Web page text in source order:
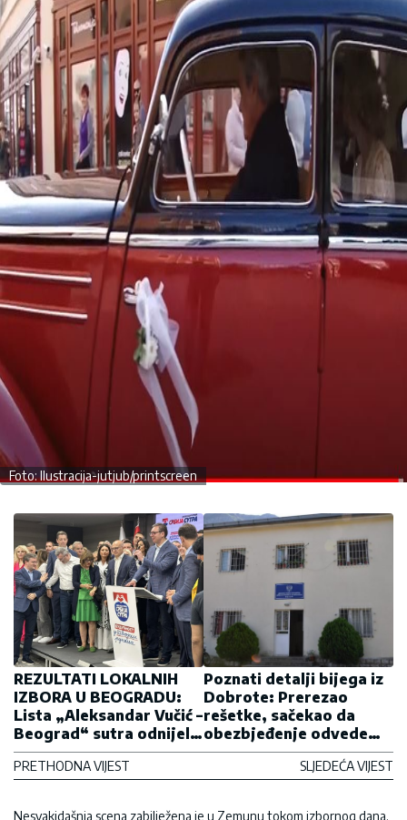
Foto: Ilustracija-jutjub/printscreen
REZULTATI LOKALNIH
IZBORA U BEOGRADU:
Lista „Aleksandar Vučić –
Beograd“ sutra odnijela
ubjedljivu pobjedu
PRETHODNA VIJEST
Poznati detalji bijega iz
Dobrote: Prerezao
rešetke, sačekao da
obezbjeđenje odvede
grupu u teretanu, pa
SLJEDEĆA VIJEST
Nesvakidašnja scena zabilježena je u Zemunu tokom izbornog dana.